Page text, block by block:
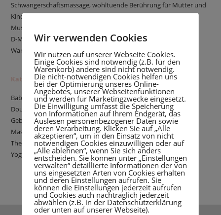
Schwangerschaftsmassage, wohltuende Berührung für Mutter und
Kind
Muss ich pumpen, um erfolgreich stillen zu können?
D-MER: Wenn Stillen plötzlich negative Gefühle auslöst
Warum eine Stillberatung buchen?
Kategorien
Babyschlaf
Doula
Geburtsgeschichte
Massage
Thema Stillen
Yoga
Wir verwenden Cookies
Wir nutzen auf unserer Webseite Cookies.
Einige Cookies sind notwendig (z.B. für den
Warenkorb) andere sind nicht notwendig.
Die nicht-notwendigen Cookies helfen uns
bei der Optimierung unseres Online-
Angebotes, unserer Webseitenfunktionen
und werden für Marketingzwecke eingesetzt.
Die Einwilligung umfasst die Speicherung
von Informationen auf Ihrem Endgerät, das
Auslesen personenbezogener Daten sowie
deren Verarbeitung. Klicken Sie auf „Alle
akzeptieren“, um in den Einsatz von nicht
notwendigen Cookies einzuwilligen oder auf
„Alle ablehnen“, wenn Sie sich anders
entscheiden. Sie können unter „Einstellungen
verwalten“ detaillierte Informationen der von
uns eingesetzten Arten von Cookies erhalten
und deren Einstellungen aufrufen. Sie
können die Einstellungen jederzeit aufrufen
und Cookies auch nachträglich jederzeit
abwählen (z.B. in der Datenschutzerklärung
oder unten auf unserer Webseite).